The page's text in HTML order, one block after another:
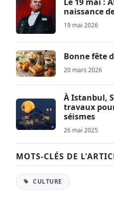
naissance
19 mai 2026
Bonne fête
20 mars 2026
À Istanbul,
travaux
séismes
26 mai 2025
MOTS-CLÉS DE
CULTURE